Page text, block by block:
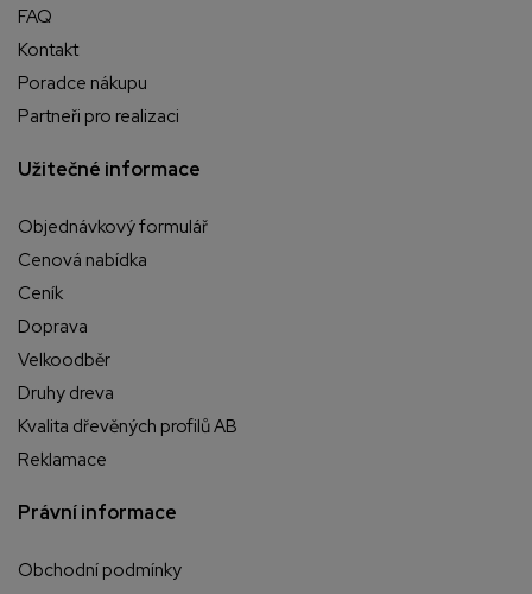
FAQ
Kontakt
Poradce nákupu
Partneři pro realizaci
Užitečné informace
Objednávkový formulář
Cenová nabídka
Ceník
Doprava
Velkoodběr
Druhy dreva
Kvalita dřevěných profilů AB
Reklamace
Právní informace
Obchodní podmínky